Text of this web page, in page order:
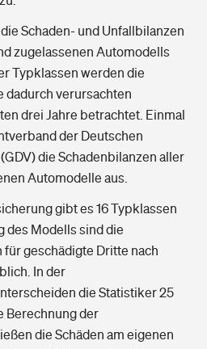
Schaden- und Unfallbilanzen
zugelassenen Automodells
Typklassen werden die
dadurch verursachten
drei Jahre betrachtet. Einmal
der Deutschen
die Schadenbilanzen aller
Automodelle aus.
gibt es 16 Typklassen
des Modells sind die
geschädigte Dritte nach
In der
die Statistiker 25
Berechnung der
die Schäden am eigenen